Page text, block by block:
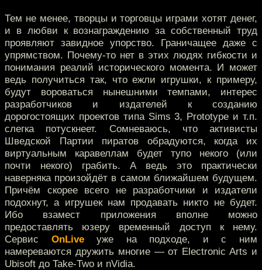
Тем не менее, творцы и торговцы играми хотят денег,
и в любви к вознаграждению за собственный труд
проявляют завидное упорство. Граничащее даже с
упрямством. Почему-то нет в этих людях гибкости и
понимания реалий исторического момента. И может
ведь получиться так, что ежли игрушки, к примеру,
будут вороваться нынешними темпами, интерес
разработчиков и издателей к созданию
дорогостоящих проектов типа Sims 3, Prototype и т.п.
слегка потускнеет. Сомневаюсь, что активисты
Шведской Партии пиратов обрадуются, когда их
виртуальным каравеллам будет тупо некого (или
почти некого) грабить. А ведь это практически
наверняка произойдёт в самом ближайшем будущем.
Причём скорее всего не разработчики и издатели
подохнут, а игрушек нам продавать никто не будет.
Ибо взамест приложения вполне можно
предоставлять юзеру временный доступ к нему.
Сервис OnLiveуже на подходе, и с ним
намереваются дружить многие — от Electronic Arts и
Ubisoft до Take-Two и nVidia.